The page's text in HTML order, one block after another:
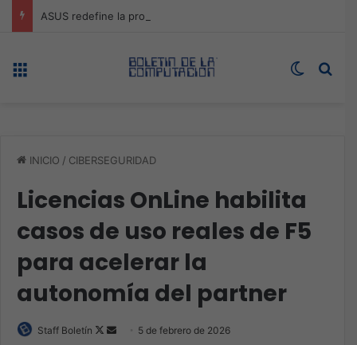
Switch
INICIO / CIBERSEGURIDAD
Licencias OnLine habilita
casos de uso reales de F5
para acelerar la
autonomía del partner
Staff Boletín
Follow
Send 5 de febrero de 2026